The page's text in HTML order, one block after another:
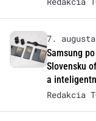
7.
Samsung
Slovensku
a
Redakcia